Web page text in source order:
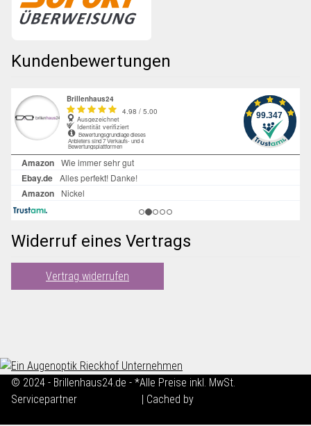
Kundenbewertungen
Widerruf eines Vertrags
Vertrag widerrufen
© 2024 - Brillenhaus24.de - *Alle Preise inkl. MwSt.
Servicepartner
| Cached by